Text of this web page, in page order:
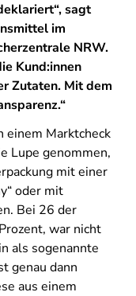
sagt
im
NRW.
Kund:innen
Zutaten. Mit dem
einem Marktcheck
Lupe genommen,
mit einer
oder mit
Bei 26 der
war nicht
als sogenannte
genau dann
aus einem